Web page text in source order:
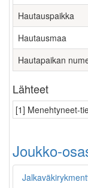
Hautauspaikka
Hautausmaa
Hautapaikan
Lähteet
[1] Menehtyneet-
Joukko-